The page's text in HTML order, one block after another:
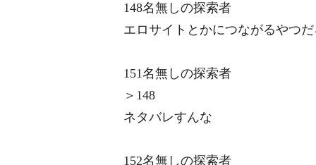
148名無しの探索者
エロサイトとかにつながるやつ
151名無しの探索者
＞148
ネタバレすんな
152名無しの探索者